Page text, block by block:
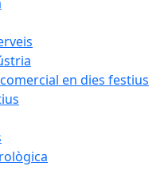
en dies festius